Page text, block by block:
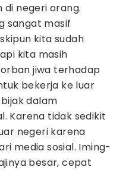
di negeri orang.
sangat masif
kita sudah
kita masih
jiwa terhadap
bekerja ke luar
dalam
Karena tidak sedikit
negeri karena
media sosial. Iming-
besar, cepat